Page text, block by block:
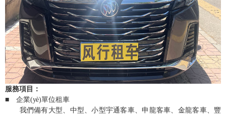
服務項目：
■ 企業(yè)單位租車
我們備有大型、中型、小型宇通客車、申龍客車、金龍客車、豐